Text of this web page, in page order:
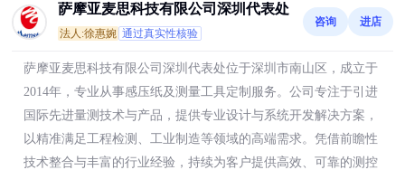
萨摩亚麦思科技有限公司深圳代表处
法人:徐惠婉 通过真实性核验
咨询 进店
萨摩亚麦思科技有限公司深圳代表处位于深圳市南山区，成立于
2014年，专业从事感压纸及测量工具定制服务。公司专注于引进
国际先进量测技术与产品，提供专业设计与系统开发解决方案，
以精准满足工程检测、工业制造等领域的高端需求。凭借前瞻性
技术整合与丰富的行业经验，持续为客户提供高效、可靠的测控